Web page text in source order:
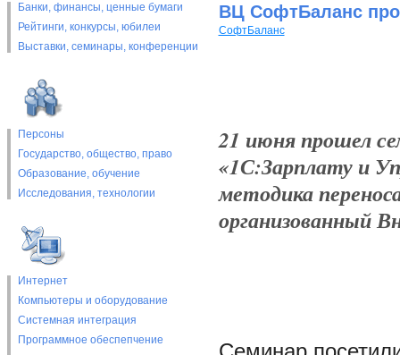
Банки, финансы, ценные бумаги
Рейтинги, конкурсы, юбилеи
Выставки, cеминары, конференции
Персоны
Государство, общество, право
Образование, обучение
Исследования, технологии
Интернет
Компьютеры и оборудование
Системная интеграция
Программное обеспепчение
ВЦ СофтБаланс
СофтБаланс
21 июня прошел
«1С:Зарплату и
методика
организованный